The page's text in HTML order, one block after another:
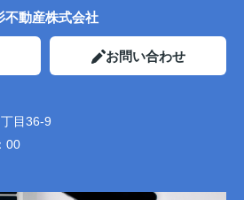
不動産株式会社
お問い合わせ
目36-9
00